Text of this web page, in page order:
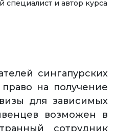
и автор курса
сингапурских
на получение
для зависимых
возможен в
сотрудник